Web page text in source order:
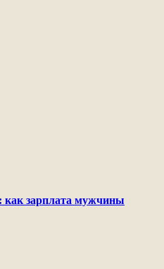
зарплата мужчины